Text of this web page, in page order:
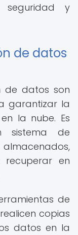
seguridad y
de datos
de datos son
garantizar la
la nube. Es
sistema de
en
de
copias
datos en la